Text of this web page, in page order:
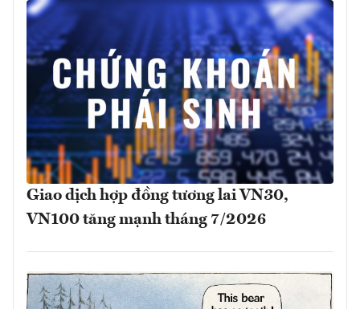
Giao dịch hợp đồng tương lai VN30,
VN100 tăng mạnh tháng 7/2026